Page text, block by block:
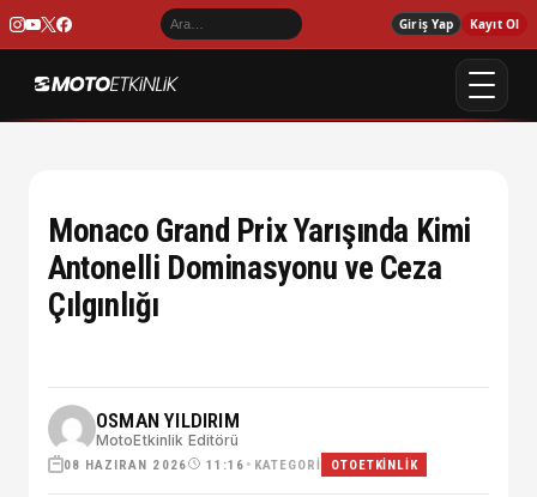
Giriş Yap Kayıt Ol
Monaco Grand Prix Yarışında Kimi
Antonelli Dominasyonu ve Ceza
Çılgınlığı
OSMAN YILDIRIM
MotoEtkinlik Editörü
08 HAZIRAN 2026 11:16 • KATEGORI OTOETKINLIK